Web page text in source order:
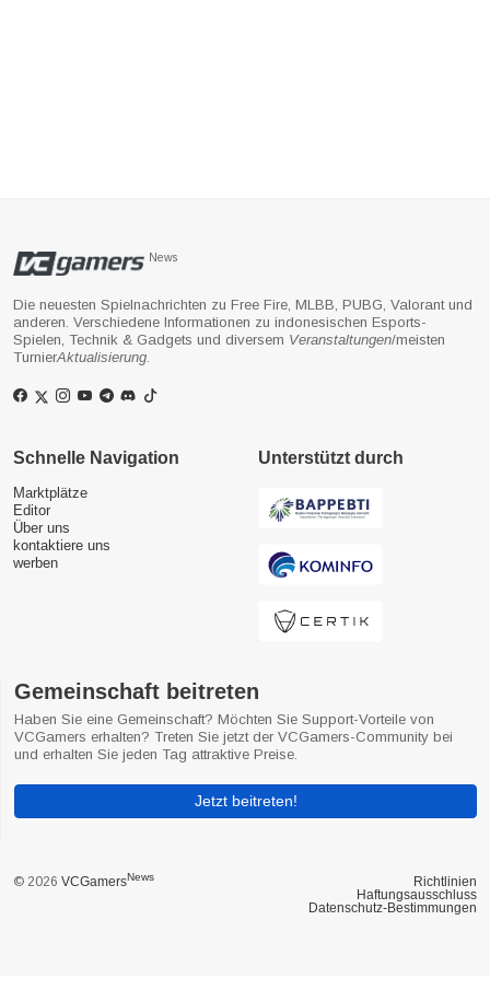
News
Die neuesten Spielnachrichten zu Free Fire, MLBB, PUBG, Valorant und
anderen. Verschiedene Informationen zu indonesischen Esports-
Spielen, Technik & Gadgets und diversem Veranstaltungen/meisten
TurnierAktualisierung.
Schnelle Navigation
Marktplätze
Editor
Über uns
kontaktiere uns
werben
Unterstützt durch
Gemeinschaft beitreten
Haben Sie eine Gemeinschaft? Möchten Sie Support-Vorteile von
VCGamers erhalten? Treten Sie jetzt der VCGamers-Community bei
und erhalten Sie jeden Tag attraktive Preise.
Jetzt beitreten!
© 2026 VCGamersNews
Richtlinien
Haftungsausschluss
Datenschutz-Bestimmungen